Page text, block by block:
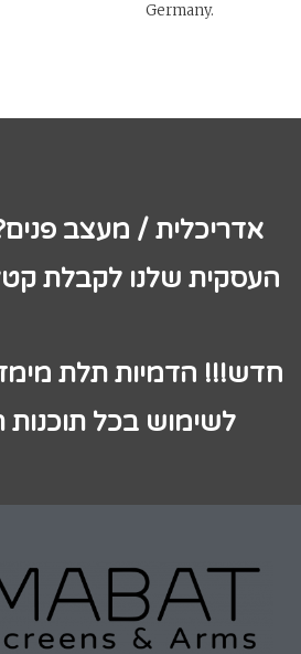
Germany.
אדריכלית / מעצב
העסקית שלנו לקבלת
חדש!!! הדמיות תלת מימד
לשימוש בכל